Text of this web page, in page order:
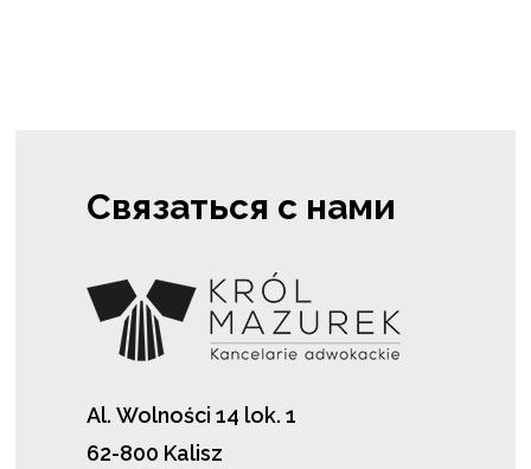
Связаться с нами
Al. Wolności 14 lok. 1
62-800 Kalisz